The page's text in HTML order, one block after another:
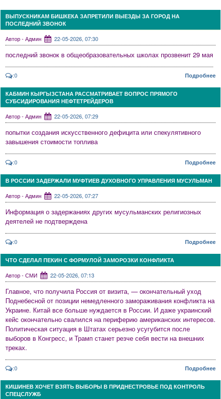
ВЫПУСКНИКАМ БИШКЕКА ЗАПРЕТИЛИ ВЫЕЗДЫ ЗА ГОРОД НА
ПОСЛЕДНИЙ ЗВОНОК
Автор - Админ 22-05-2026, 07:30
последний звонок в общеобразовательных школах прозвенит 29 мая
:0 Подробнее
КАБМИН КЫРГЫЗСТАНА РАССМАТРИВАЕТ ВОПРОС ПРЯМОГО
СУБСИДИРОВАНИЯ НЕФТЕТРЕЙДЕРОВ
Автор - Админ 22-05-2026, 07:29
попытки создания искусственного дефицита или спекулятивного
завышения стоимости топлива
:0 Подробнее
В РОССИИ ЗАДЕРЖАЛИ МУФТИЕВ ДУХОВНОГО УПРАВЛЕНИЯ МУСУЛЬМАН
Автор - Админ 22-05-2026, 07:27
Информация о задержаниях других мусульманских религиозных
деятелей не подтверждена
:0 Подробнее
ЧТО СДЕЛАЛ ПЕКИН С ФОРМУЛОЙ ЗАМОРОЗКИ КОНФЛИКТА
Автор - СМИ 22-05-2026, 07:13
Главное, что получила Россия от визита, — окончательный уход
Поднебесной от позиции немедленного замораживания конфликта на
Украине. Китай все больше нуждается в России. И даже украинский
кейс окончательно свалился на периферию американских интересов.
Политическая ситуация в Штатах серьезно усугубится после
выборов в Конгресс, и Трамп станет резче себя вести на внешних
треках.
:0 Подробнее
КИШИНЕВ ХОЧЕТ ВЗЯТЬ ВЫБОРЫ В ПРИДНЕСТРОВЬЕ ПОД КОНТРОЛЬ
СПЕЦСЛУЖБ